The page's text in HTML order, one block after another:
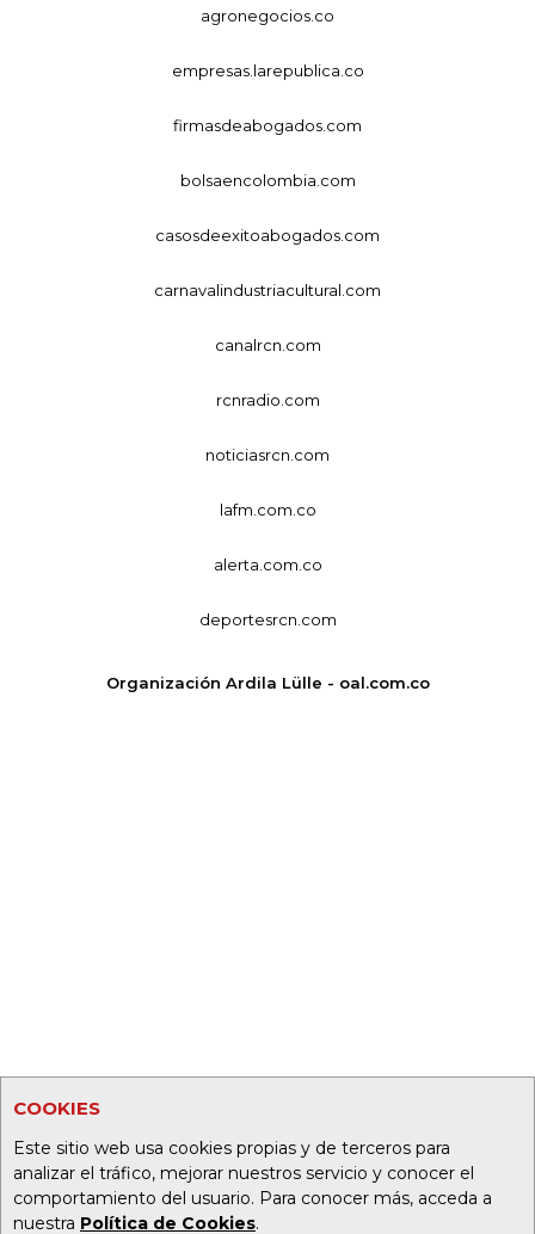
COOKIES
Este sitio web usa cookies propias y de terceros para
analizar el tráfico, mejorar nuestros servicio y conocer el
comportamiento del usuario. Para conocer más, acceda a
nuestra Política de Cookies.
agronegocios.co
empresas.larepublica.co
firmasdeabogados.com
bolsaencolombia.com
casosdeexitoabogados.com
carnavalindustriacultural.com
canalrcn.com
rcnradio.com
noticiasrcn.com
lafm.com.co
alerta.com.co
deportesrcn.com
Organización Ardila Lülle - oal.com.co